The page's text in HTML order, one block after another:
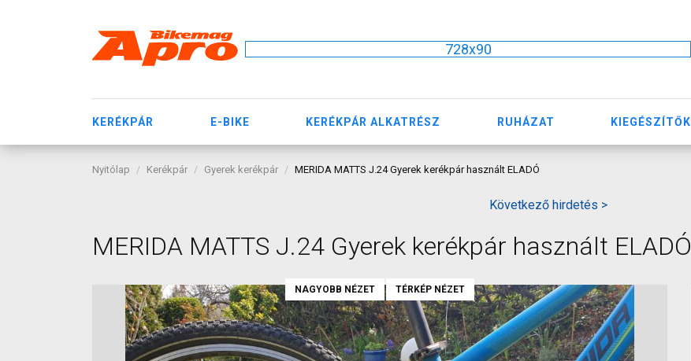
728x90
KERÉKPÁR E-BIKE KERÉKPÁR ALKATRÉSZ RUHÁZAT KIEGÉSZÍTŐK
Nyitólap Kerékpár Gyerek kerékpár MERIDA MATTS J.24 Gyerek kerékpár használt ELADÓ
Következő hirdetés >
MERIDA MATTS J.24 Gyerek kerékpár használt ELADÓ
NAGYOBB NÉZET TÉRKÉP NÉZET